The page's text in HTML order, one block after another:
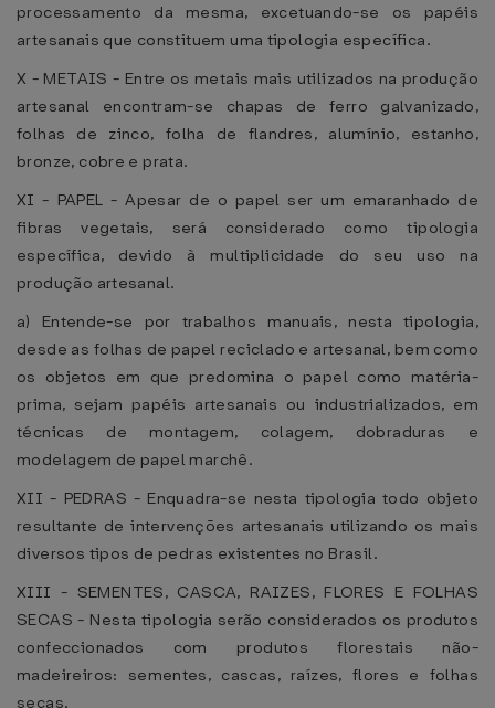
processamento da mesma, excetuando-se os papéis
artesanais que constituem uma tipologia específica.
X - METAIS - Entre os metais mais utilizados na produção
artesanal encontram-se chapas de ferro galvanizado,
folhas de zinco, folha de flandres, alumínio, estanho,
bronze, cobre e prata.
XI - PAPEL - Apesar de o papel ser um emaranhado de
fibras vegetais, será considerado como tipologia
específica, devido à multiplicidade do seu uso na
produção artesanal.
a) Entende-se por trabalhos manuais, nesta tipologia,
desde as folhas de papel reciclado e artesanal, bem como
os objetos em que predomina o papel como matéria-
prima, sejam papéis artesanais ou industrializados, em
técnicas de montagem, colagem, dobraduras e
modelagem de papel marchê.
XII - PEDRAS - Enquadra-se nesta tipologia todo objeto
resultante de intervenções artesanais utilizando os mais
diversos tipos de pedras existentes no Brasil.
XIII - SEMENTES, CASCA, RAIZES, FLORES E FOLHAS
SECAS - Nesta tipologia serão considerados os produtos
confeccionados com produtos florestais não-
madeireiros: sementes, cascas, raízes, flores e folhas
secas.